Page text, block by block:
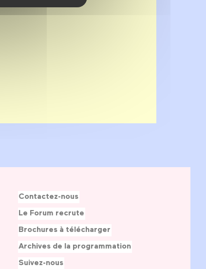
Contactez-nous
Le Forum recrute
Brochures à télécharger
Archives de la programmation
Suivez-nous